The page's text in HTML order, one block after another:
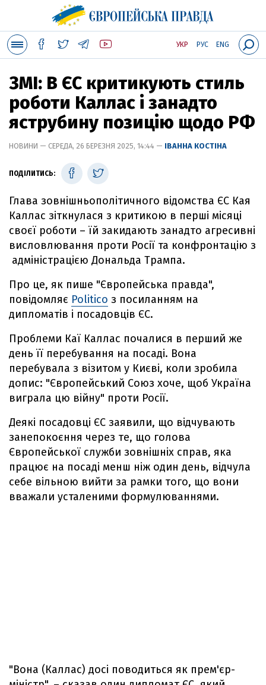
УКР РУС ENG
ЗМІ: В ЄС критикують стиль
роботи Каллас і занадто
яструбину позицію щодо РФ
НОВИНИ — СЕРЕДА, 26 БЕРЕЗНЯ 2025, 14:44 — ІВАННА КОСТІНА
ПОДІЛИТИСЬ:
Глава зовнішньополітичного відомства ЄС Кая
Каллас зіткнулася з критикою в перші місяці
своєї роботи – їй закидають занадто агресивні
висловлювання проти Росії та конфронтацію з
адміністрацією Дональда Трампа.
Про це, як пише "Європейська правда",
повідомляє Politico з посиланням на
дипломатів і посадовців ЄС.
Проблеми Каї Каллас почалися в перший же
день її перебування на посаді. Вона
перебувала з візитом у Києві, коли зробила
допис: "Європейський Союз хоче, щоб Україна
виграла цю війну" проти Росії.
Деякі посадовці ЄС заявили, що відчувають
занепокоєння через те, що голова
Європейської служби зовнішніх справ, яка
працює на посаді менш ніж один день, відчула
себе вільною вийти за рамки того, що вони
вважали усталеними формулюваннями.
"Вона (Каллас) досі поводиться як прем'єр-